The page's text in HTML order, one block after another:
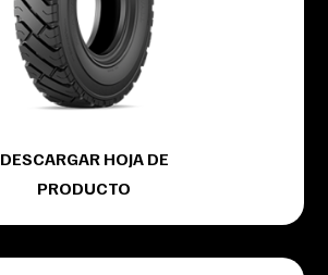
DESCARGAR HOJA DE
PRODUCTO